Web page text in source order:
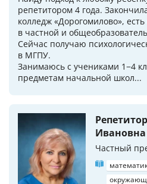
репетитором 4 года.
колледж «Дорогомилово»,
в частной и
Сейчас получаю
в МГПУ.
Занимаюсь с учениками 1−4
предметам начальной школ...
Ивановна
Частный